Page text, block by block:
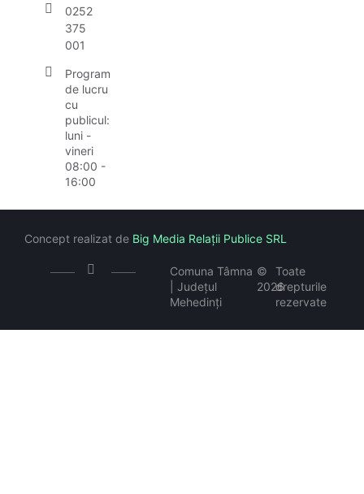
0252
375
001
Program
de lucru
cu
publicul:
luni -
vineri
08:00 -
16:00
Comuna Tâmna
| Județul
Mehedinți
©
2026
Toate
drepturile
rezervate
Concept realizat de Big Media Relații Publice SRL